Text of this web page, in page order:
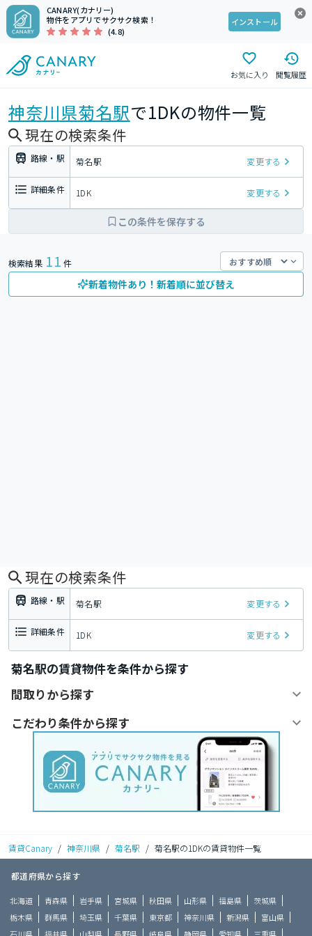
CANARY(カナリー)
物件をアプリでサクサク検索！
(4.8)
インストール
お気に入り 閲覧履歴
神奈川県菊名駅で1DKの物件一覧
現在の検索条件
路線・駅 菊名駅 変更する
詳細条件 1DK 変更する
この条件を保存する
検索結果 11 件
新着物件あり！新着順に並び替え
現在の検索条件
路線・駅 菊名駅 変更する
詳細条件 1DK 変更する
菊名駅の賃貸物件を条件から探す
間取りから探す
こだわり条件から探す
賃貸Canary / 神奈川県 / 菊名駅 / 菊名駅の1DKの賃貸物件一覧
都道府県から探す
北海道 青森県 岩手県 宮城県 秋田県 山形県 福島県
茨城県
栃木県
群馬県 埼玉県 千葉県 東京都 神奈川県 新潟県
富山県